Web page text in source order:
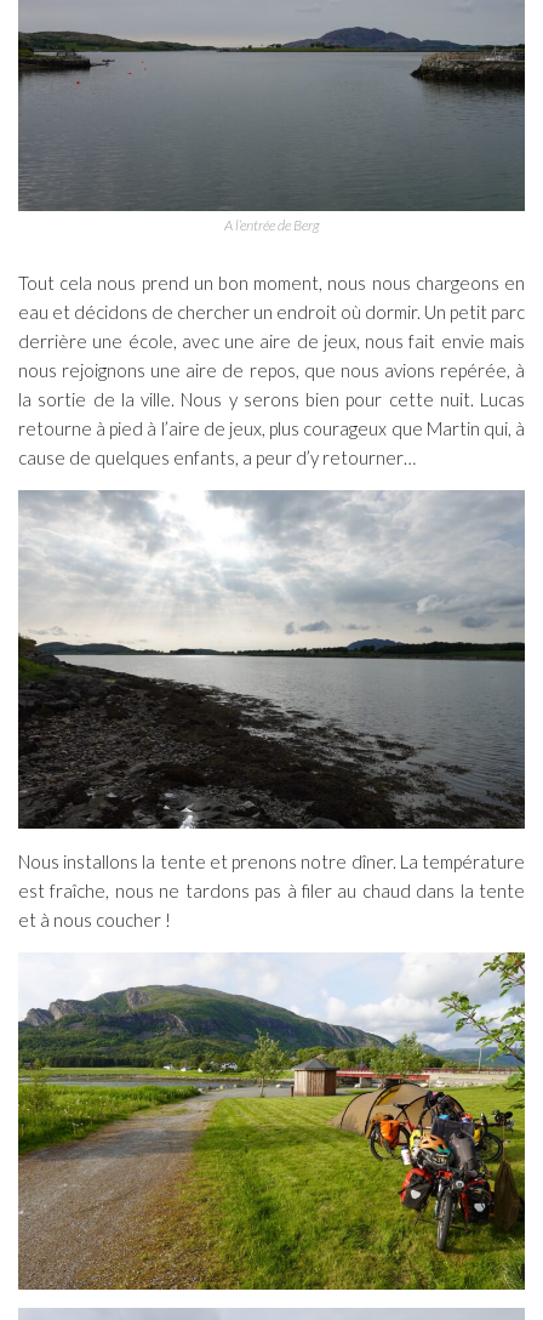
A l’entrée de Berg
Tout cela nous prend un bon moment, nous nous chargeons en
eau et décidons de chercher un endroit où dormir. Un petit parc
derrière une école, avec une aire de jeux, nous fait envie mais
nous rejoignons une aire de repos, que nous avions repérée, à
la sortie de la ville. Nous y serons bien pour cette nuit. Lucas
retourne à pied à l’aire de jeux, plus courageux que Martin qui, à
cause de quelques enfants, a peur d’y retourner…
Nous installons la tente et prenons notre dîner. La température
est fraîche, nous ne tardons pas à filer au chaud dans la tente
et à nous coucher !